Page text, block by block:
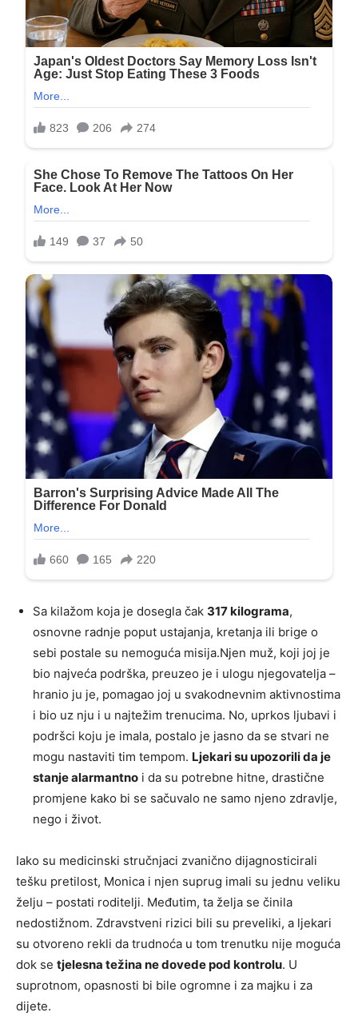
Sa kilažom koja je dosegla čak 317 kilograma,
osnovne radnje poput ustajanja, kretanja ili brige o
sebi postale su nemoguća misija.Njen muž, koji joj je
bio najveća podrška, preuzeo je i ulogu njegovatelja –
hranio ju je, pomagao joj u svakodnevnim aktivnostima
i bio uz nju i u najtežim trenucima. No, uprkos ljubavi i
podršci koju je imala, postalo je jasno da se stvari ne
mogu nastaviti tim tempom. Ljekari su upozorili da je
stanje alarmantno i da su potrebne hitne, drastične
promjene kako bi se sačuvalo ne samo njeno zdravlje,
nego i život.
Iako su medicinski stručnjaci zvanično dijagnosticirali
tešku pretilost, Monica i njen suprug imali su jednu veliku
želju – postati roditelji. Međutim, ta želja se činila
nedostižnom. Zdravstveni rizici bili su preveliki, a ljekari
su otvoreno rekli da trudnoća u tom trenutku nije moguća
dok se tjelesna težina ne dovede pod kontrolu. U
suprotnom, opasnosti bi bile ogromne i za majku i za
dijete.